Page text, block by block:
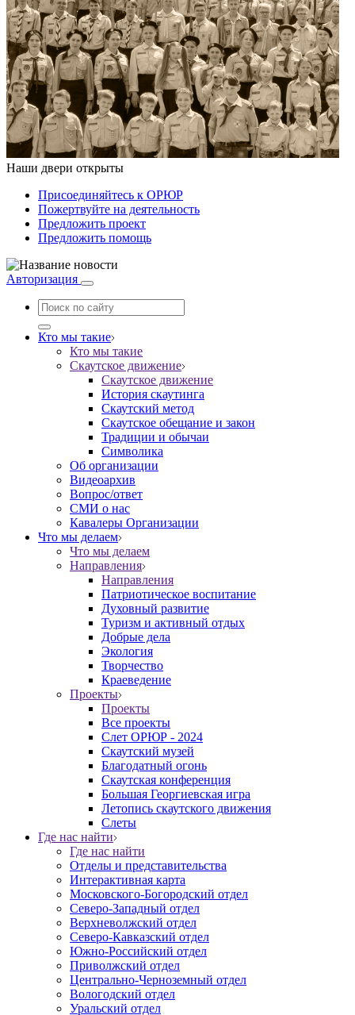
Наши двери открыты
Присоединяйтесь к ОРЮР
Пожертвуйте на деятельность
Предложить проект
Предложить помощь
Авторизация
Кто мы такие
Кто мы такие
Скаутское движение
Скаутское движение
История скаутинга
Скаутский метод
Скаутское обещание и закон
Традиции и обычаи
Символика
Об организации
Видеоархив
Вопрос/ответ
СМИ о нас
Кавалеры Организации
Что мы делаем
Что мы делаем
Направления
Направления
Патриотическое воспитание
Духовный развитие
Туризм и активный отдых
Добрые дела
Экология
Творчество
Краеведение
Проекты
Проекты
Все проекты
Слет ОРЮР - 2024
Скаутский музей
Благодатный огонь
Cкаутская конференция
Большая Георгиевская игра
Летопись скаутского движения
Слеты
Где нас найти
Где нас найти
Отделы и представительства
Интерактивная карта
Московского-Богородский отдел
Северо-Западный отдел
Верхневолжский отдел
Северо-Кавказский отдел
Южно-Российский отдел
Приволжский отдел
Центрально-Черноземный отдел
Вологодский отдел
Уральский отдел